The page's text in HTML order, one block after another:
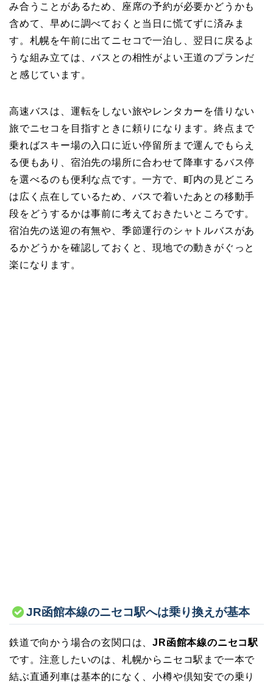
み合うことがあるため、座席の予約が必要かどうかも
含めて、早めに調べておくと当日に慌てずに済みま
す。札幌を午前に出てニセコで一泊し、翌日に戻るよ
うな組み立ては、バスとの相性がよい王道のプランだ
と感じています。
高速バスは、運転をしない旅やレンタカーを借りない
旅でニセコを目指すときに頼りになります。終点まで
乗ればスキー場の入口に近い停留所まで運んでもらえ
る便もあり、宿泊先の場所に合わせて降車するバス停
を選べるのも便利な点です。一方で、町内の見どころ
は広く点在しているため、バスで着いたあとの移動手
段をどうするかは事前に考えておきたいところです。
宿泊先の送迎の有無や、季節運行のシャトルバスがあ
るかどうかを確認しておくと、現地での動きがぐっと
楽になります。
JR函館本線のニセコ駅へは乗り換えが基本
鉄道で向かう場合の玄関口は、JR函館本線のニセコ駅
です。注意したいのは、札幌からニセコ駅まで一本で
結ぶ直通列車は基本的になく、小樽や倶知安での乗り